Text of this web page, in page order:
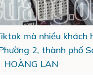
mà nhiều
2, thành phố
HOÀNG LAN